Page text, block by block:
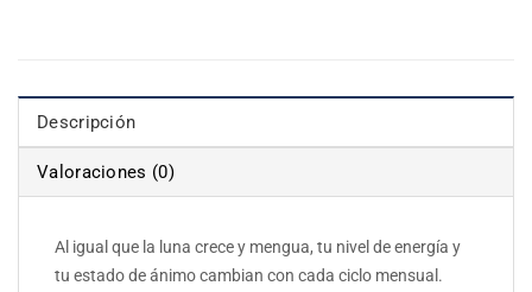
Descripción
Valoraciones (0)
Al igual que la luna crece y mengua, tu nivel de energía y
tu estado de ánimo cambian con cada ciclo mensual.